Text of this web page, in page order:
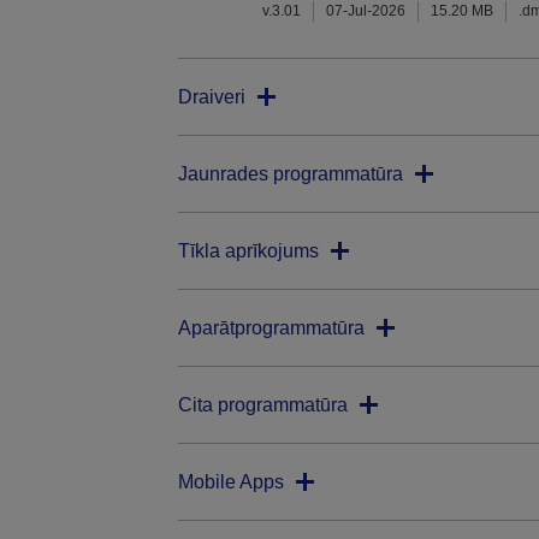
v.3.01 07-Jul-2026 15.20 MB
Draiveri
Jaunrades programmatūra
Tīkla aprīkojums
Aparātprogrammatūra
Cita programmatūra
Mobile Apps